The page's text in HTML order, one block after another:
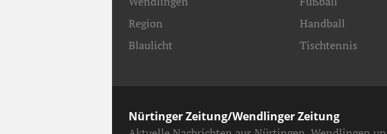
Region
Blaulicht
Handball
Tischtennis
Nürtinger Zeitung/Wendlinger Zeitung